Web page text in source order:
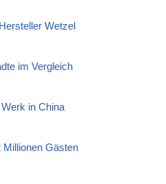
Wetzel
im Vergleich
in China
Gästen